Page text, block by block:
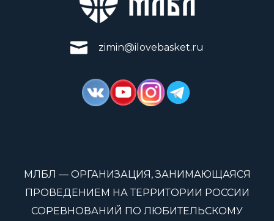
zimin@ilovebasket.ru
МЛБЛ — ОРГАНИЗАЦИЯ, ЗАНИМАЮЩАЯСЯ
ПРОВЕДЕНИЕМ НА ТЕРРИТОРИИ РОССИИ
СОРЕВНОВАНИЙ ПО ЛЮБИТЕЛЬСКОМУ